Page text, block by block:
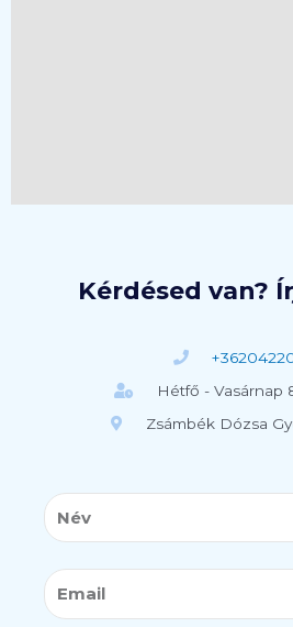
Kérdésed van?
Hétfő - Vasárnap
Zsámbék Dózsa
Név
Email